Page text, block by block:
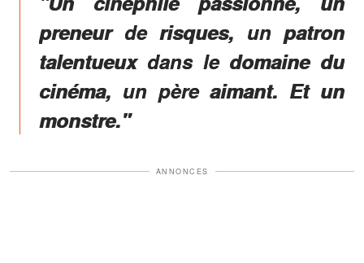
preneur de risques, un patron
talentueux dans le domaine du
cinéma, un père aimant. Et un
monstre."
ANNONCES